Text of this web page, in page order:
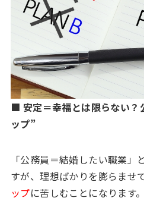
■ 安定＝幸福とは限らない？
ップ”
「公務員＝結婚したい職業
すが、理想ばかりを膨らませ
ップに苦しむことになります